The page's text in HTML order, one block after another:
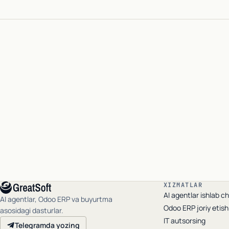
AI agentlar, Odoo ERP va buyurtma
asosidagi dasturlar.
Telegramda yozing
XIZMATLAR
AI agentlar ishlab
Odoo ERP joriy etish
IT autsorsing